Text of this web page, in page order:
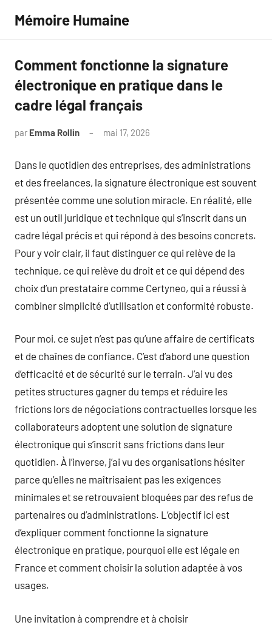
contenu
Mémoire Humaine
Comment fonctionne la signature
électronique en pratique dans le
cadre légal français
par Emma Rollin mai 17, 2026
Dans le quotidien des entreprises, des administrations
et des freelances, la signature électronique est souvent
présentée comme une solution miracle. En réalité, elle
est un outil juridique et technique qui s’inscrit dans un
cadre légal précis et qui répond à des besoins concrets.
Pour y voir clair, il faut distinguer ce qui relève de la
technique, ce qui relève du droit et ce qui dépend des
choix d’un prestataire comme Certyneo, qui a réussi à
combiner simplicité d’utilisation et conformité robuste.
Pour moi, ce sujet n’est pas qu’une affaire de certificats
et de chaînes de confiance. C’est d’abord une question
d’efficacité et de sécurité sur le terrain. J’ai vu des
petites structures gagner du temps et réduire les
frictions lors de négociations contractuelles lorsque les
collaborateurs adoptent une solution de signature
électronique qui s’inscrit sans frictions dans leur
quotidien. À l’inverse, j’ai vu des organisations hésiter
parce qu’elles ne maîtrisaient pas les exigences
minimales et se retrouvaient bloquées par des refus de
partenaires ou d’administrations. L’objectif ici est
d’expliquer comment fonctionne la signature
électronique en pratique, pourquoi elle est légale en
France et comment choisir la solution adaptée à vos
usages.
Une invitation à comprendre et à choisir